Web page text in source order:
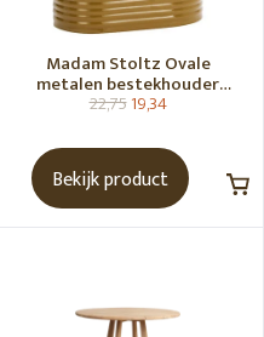
Madam Stoltz Ovale
metalen bestekhouder
Tapenade
22,7519,34
Bekijk product